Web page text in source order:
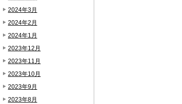
2024年3月
2024年2月
2024年1月
2023年12月
2023年11月
2023年10月
2023年9月
2023年8月